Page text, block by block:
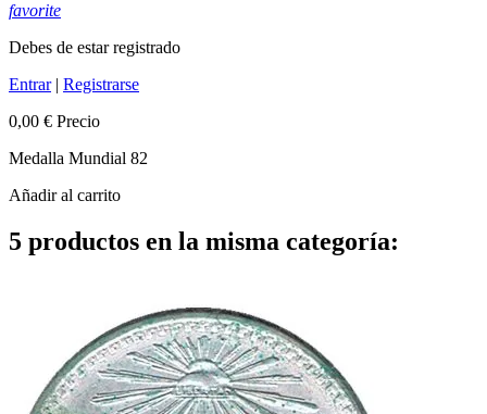
favorite
Debes de estar registrado
Entrar| Registrarse
0,00 € Precio
Medalla Mundial 82
Añadir al carrito
5 productos en la misma categoría: